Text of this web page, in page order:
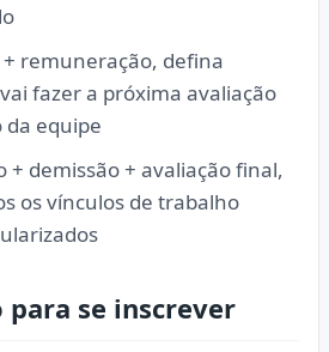
+ remuneração, defina
fazer a próxima avaliação
da equipe
+ demissão + avaliação final,
os vínculos de trabalho
para se inscrever